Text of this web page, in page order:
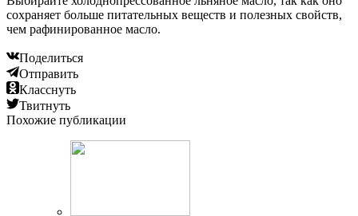
сохраняет больше питательных веществ и полезных свойств,
чем рафинированное масло.
Поделиться
Отправить
Класснуть
Твитнуть
Похожие публикации